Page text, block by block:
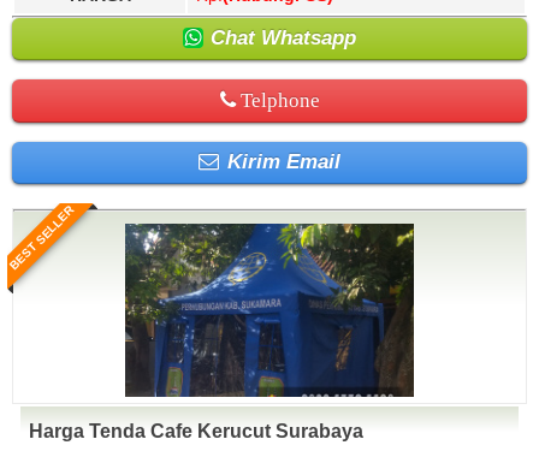
Chat Whatsapp
Telphone
Kirim Email
BEST SELLER
Harga Tenda Cafe Kerucut Surabaya